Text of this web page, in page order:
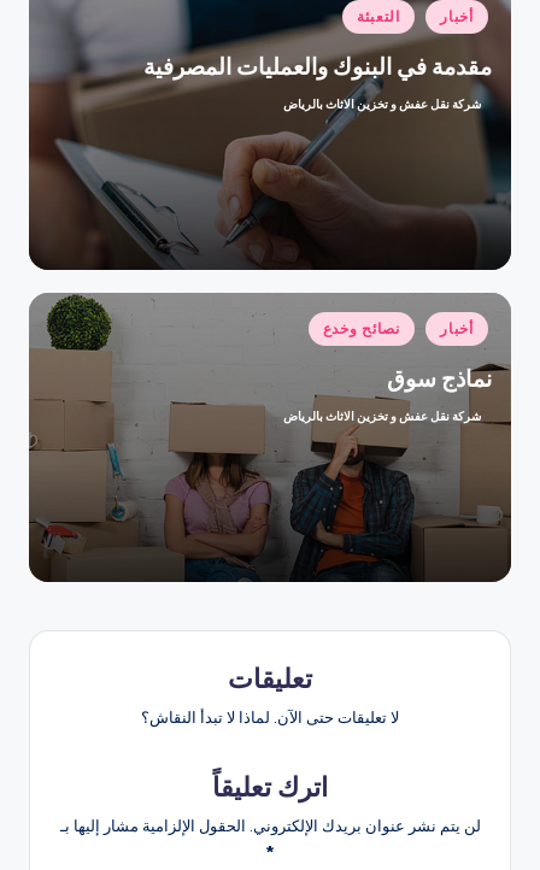
نُشر
في
أخبار التعبئة
مقدمة في البنوك والعمليات المصرفية
تمّ
شركة نقل عفش و تخزين الاثاث بالرياض
نُشر
في
أخبار نصائح وخدع
نماذج سوق
تمّ
شركة نقل عفش و تخزين الاثاث بالرياض
تعليقات
لا تعليقات حتى الآن. لماذا لا تبدأ النقاش؟
اترك تعليقاً
لن يتم نشر عنوان بريدك الإلكتروني. الحقول الإلزامية مشار إليها بـ
*